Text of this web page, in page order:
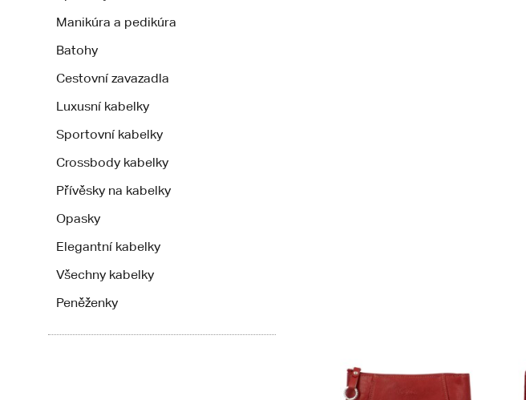
Manikúra a pedikúra
Batohy
Cestovní zavazadla
Luxusní kabelky
Sportovní kabelky
Crossbody kabelky
Přívěsky na kabelky
Opasky
Elegantní kabelky
Všechny kabelky
Peněženky